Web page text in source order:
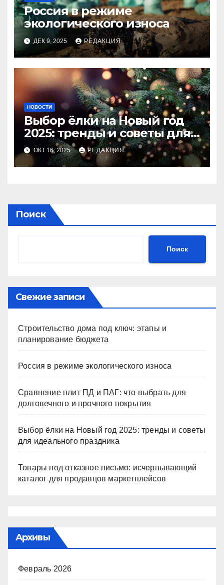
Россия в режиме
экологического износа
ДЕК 9, 2025 РЕДАКЦИЯ
НОВОСТИ
Выбор ёлки на Новый год
2025: тренды и советы для
идеального праздника
ОКТ 16, 2025 РЕДАКЦИЯ
Поиск
Поиск
Свежие записи
Строительство дома под ключ: этапы и
планирование бюджета
Россия в режиме экологического износа
Сравнение плит ПД и ПАГ: что выбрать для
долговечного и прочного покрытия
Выбор ёлки на Новый год 2025: тренды и советы
для идеального праздника
Товары под отказное письмо: исчерпывающий
каталог для продавцов маркетплейсов
Архивы
Февраль 2026